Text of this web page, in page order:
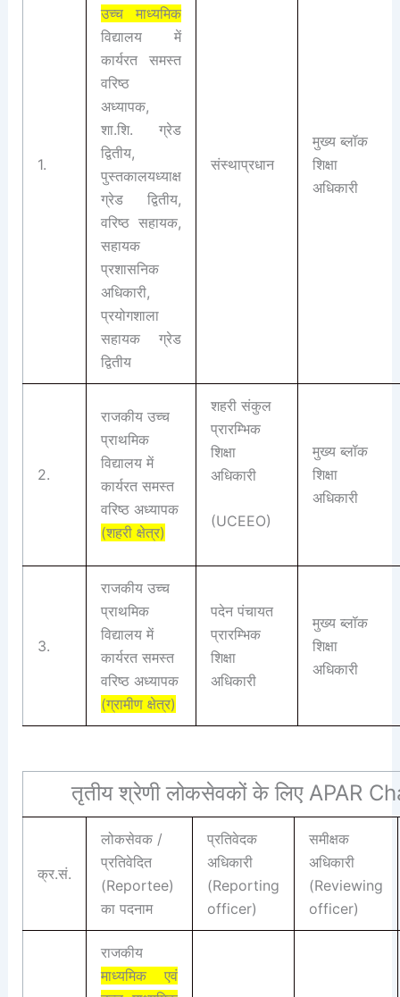
1.
उच्च माध्यमिक
विद्यालय में
कार्यरत समस्त
वरिष्ठ
अध्यापक,
शा.शि. ग्रेड
द्वितीय,
पुस्तकालयध्याक्ष
ग्रेड द्वितीय,
वरिष्ठ सहायक,
सहायक
प्रशासनिक
अधिकारी,
प्रयोगशाला
सहायक ग्रेड
द्वितीय
संस्थाप्रधान
मुख्य ब्लॉक
शिक्षा
अधिकारी
2.
राजकीय उच्च
प्राथमिक
विद्यालय में
कार्यरत समस्त
वरिष्ठ अध्यापक
(शहरी क्षेत्र)
शहरी संकुल
प्रारम्भिक
शिक्षा
अधिकारी
(UCEEO)
मुख्य ब्लॉक
शिक्षा
अधिकारी
3.
राजकीय उच्च
प्राथमिक
विद्यालय में
कार्यरत समस्त
वरिष्ठ अध्यापक
(ग्रामीण क्षेत्र)
पदेन पंचायत
प्रारम्भिक
शिक्षा
अधिकारी
मुख्य ब्लॉक
शिक्षा
अधिकारी
तृतीय श्रेणी लोकसेवकों के लिए APAR
क्र.सं.
लोकसेवक /
प्रतिवेदित
(Reportee)
का पदनाम
प्रतिवेदक
अधिकारी
(Reporting
officer)
समीक्षक
अधिकारी
(Reviewing
officer)
राजकीय
माध्यमिक एवं